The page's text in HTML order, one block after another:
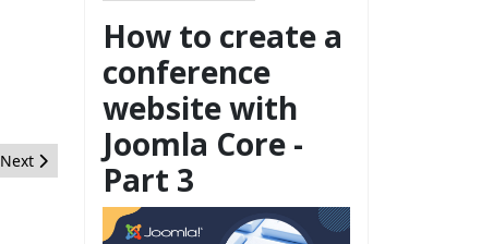
Next article: How to Approach to Big Projects with Joomla!
Next
How to create a
conference
website with
Joomla Core -
Part 3